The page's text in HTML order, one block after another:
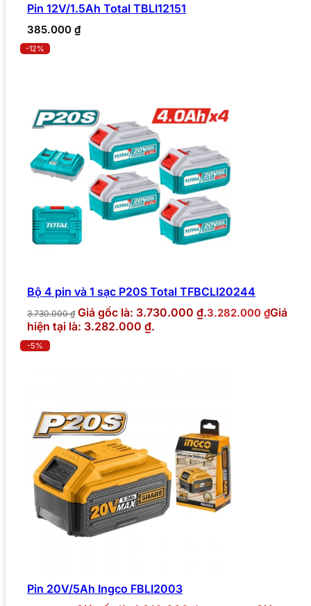
Pin 12V/1.5Ah Total TBLI12151
385.000 ₫
-12%
Bộ 4 pin và 1 sạc P20S Total TFBCLI20244
3.730.000₫ Giá gốc là: 3.730.000 ₫.3.282.000 ₫Giá
hiện tại là: 3.282.000 ₫.
-5%
Pin 20V/5Ah Ingco FBLI2003